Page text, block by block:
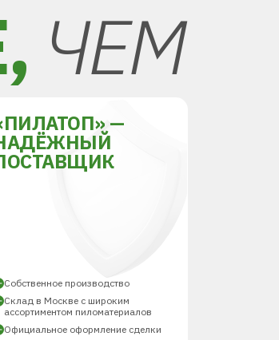
ЧЕМ
—
Собственное производство
Склад в Москве с широким
ассортиментом пиломатериалов
Официальное оформление сделки